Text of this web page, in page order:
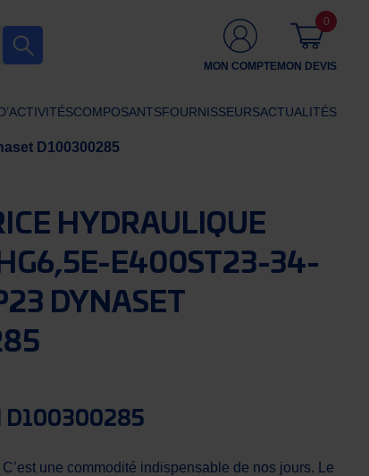
MON COMPTEMON DEVIS
0
COMPOSANTSFOURNISSEURSACTUALITÉS
D100300285
HYDRAULIQUE
HG6,5E-E400ST23-34-
DYNASET
D100300285
C’est une commodité indispensable de nos jours. Le